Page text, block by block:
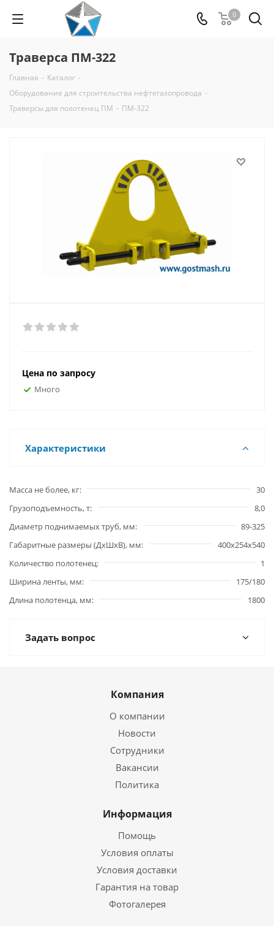
0
Траверса ПМ-322
Главная - Каталог -
Оборудование для строительства нефтегазопровода -
Траверсы для полотенец ПМ - ПМ-322
Цена по запросу
Много
Характеристики
Масса не более, кг
30
Грузоподъемность, т
8,0
Диаметр поднимаемых труб, мм
89-325
Габаритные размеры (ДхШхВ), мм
400х254х540
Количество полотенец
1
Ширина ленты, мм
175/180
Длина полотенца, мм
1800
Задать вопрос
Компания
О компании
Новости
Сотрудники
Вакансии
Политика
Информация
Помощь
Условия оплаты
Условия доставки
Гарантия на товар
Фотогалерея